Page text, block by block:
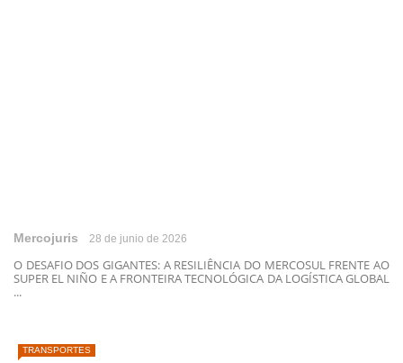
Mercojuris 28 de junio de 2026
O DESAFIO DOS GIGANTES: A RESILIÊNCIA DO MERCOSUL FRENTE AO
SUPER EL NIÑO E A FRONTEIRA TECNOLÓGICA DA LOGÍSTICA GLOBAL
...
TRANSPORTES